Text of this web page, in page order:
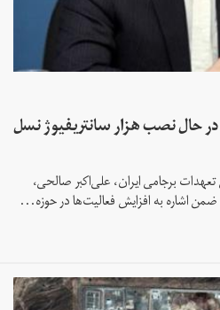
حال نصب هزار سانتریفیوژ نسل
تعهدات برجامی ایران، علی‌اکبر صالحی،
اشاره به افزایش فعالیت‌ها در حوزه...